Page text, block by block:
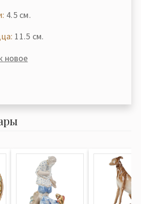
4.5 см.
11.5 см.
новое